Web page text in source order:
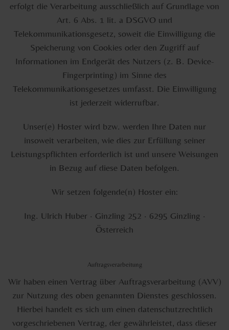
erfolgt die Verarbeitung ausschließlich auf Grundlage von
Art. 6 Abs. 1 lit. a DSGVO und
Telekommunikationsgesetz, soweit die Einwilligung die
Speicherung von Cookies oder den Zugriff auf
Informationen im Endgerät des Nutzers (z. B. Device-
Fingerprinting) im Sinne des
Telekommunikationsgesetzes umfasst. Die Einwilligung
ist jederzeit widerrufbar.
Unser(e) Hoster wird bzw. werden Ihre Daten nur
insoweit verarbeiten, wie dies zur Erfüllung seiner
Leistungspflichten erforderlich ist und unsere Weisungen
in Bezug auf diese Daten befolgen.
Wir setzen folgende(n) Hoster ein:
Ing. Ulrich Huber · Ginzling 252 · 6295 Ginzling ·
Österreich
Auftragsverarbeitung
Wir haben einen Vertrag über Auftragsverarbeitung (AVV)
zur Nutzung des oben genannten Dienstes geschlossen.
Hierbei handelt es sich um einen datenschutzrechtlich
vorgeschriebenen Vertrag, der gewährleistet, dass dieser